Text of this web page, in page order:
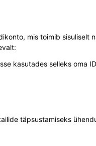
mis toimib
kasutades selleks oma
täpsustamiseks